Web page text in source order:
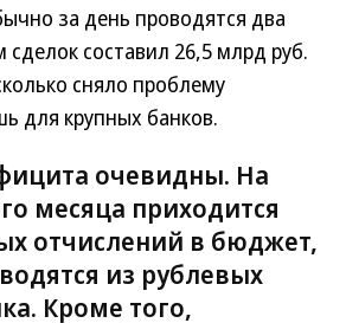
за день проводятся два
составил 26,5 млрд руб.
сняло проблему
для крупных банков.
очевидны. На
месяца приходится
отчислений в бюджет,
из рублевых
Кроме того,